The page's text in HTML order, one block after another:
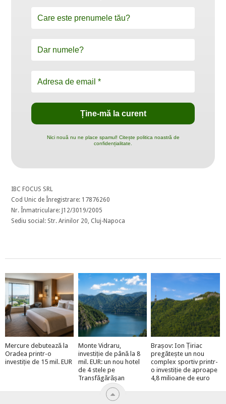
Nici nouă nu ne place spamul! Citește politica noastră de
confidențialitate.
IBC FOCUS SRL
Cod Unic de Înregistrare: 17876260
Nr. Înmatriculare: J12/3019/2005
Sediu social: Str. Arinilor 20, Cluj-Napoca
Mercure debutează la
Oradea printr-o
investiție de 15 mil. EUR
Monte Vidraru,
investiție de până la 8
mil. EUR: un nou hotel
de 4 stele pe
Transfăgărășan
Brașov: Ion Țiriac
pregătește un nou
complex sportiv printr-
o investiție de aproape
4,8 milioane de euro